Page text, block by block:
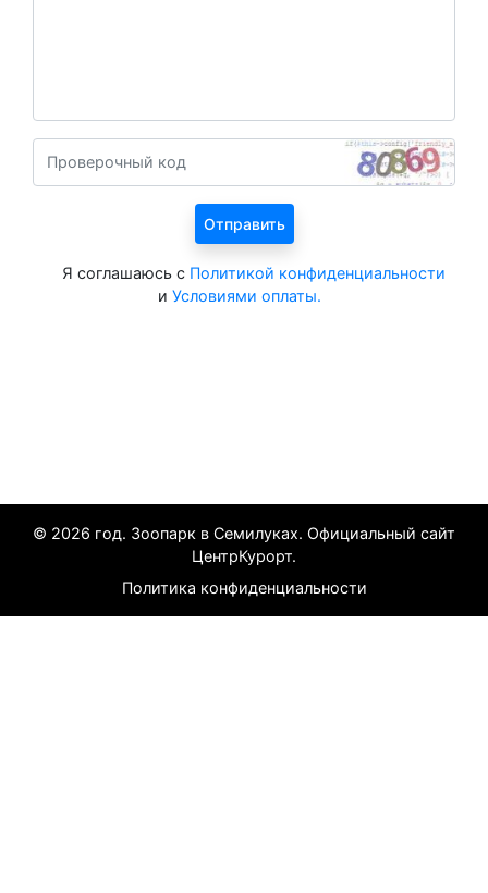
Я соглашаюсь с Политикой конфиденциальности
и Условиями оплаты.
© 2026 год. Зоопарк в Семилуках. Официальный сайт
ЦентрКурорт.
Политика конфиденциальности